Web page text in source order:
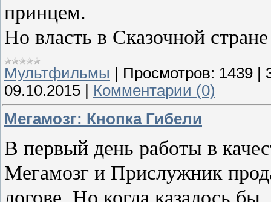
принцем.
Но власть в Сказочной
Мультфильмы Просмотров: 1439
09.10.2015
Комментарии (0)
Мегамозг: Кнопка Гибели
В первый день работы в
Мегамозг и Прислужник
логове. Но когда казалось